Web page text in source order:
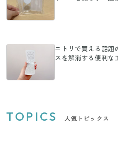
ニトリで買える話題
スを解消する便利な
TOPICS 人気トピックス